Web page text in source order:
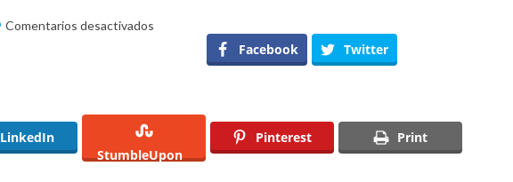
Comentarios desactivados
Querétaro
nacional
manejo
Facebook Twitter
LinkedIn
StumbleUpon
Pinterest Print